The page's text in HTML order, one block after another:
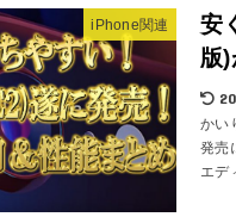
iPhone関連
安
版
かい
発売
エデ